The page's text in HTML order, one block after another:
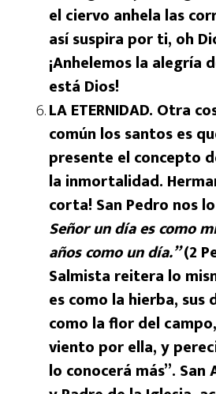
el ciervo anhela las
así suspira por ti, oh
¡Anhelemos la alegría
está Dios!
LA ETERNIDAD. Otra
común los santos es
presente el concepto
la inmortalidad.
corta! San Pedro nos
Señor un día es como
años como un día.”(2
Salmista reitera lo
es como la hierba, sus
como la flor del
viento por ella, y
lo conocerá más”.